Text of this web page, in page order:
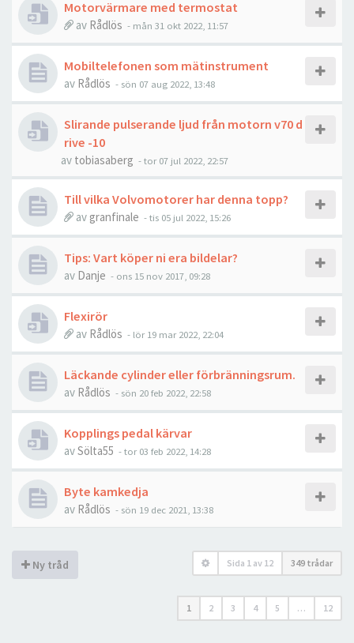
Motorvärmare med termostat
av Rådlös - mån 31 okt 2022, 11:57
Mobiltelefonen som mätinstrument
av Rådlös - sön 07 aug 2022, 13:48
Slirande pulserande ljud från motorn v70 d
rive -10
av tobiasaberg - tor 07 jul 2022, 22:57
Till vilka Volvomotorer har denna topp?
av granfinale - tis 05 jul 2022, 15:26
Tips: Vart köper ni era bildelar?
av Danje - ons 15 nov 2017, 09:28
Flexirör
av Rådlös - lör 19 mar 2022, 22:04
Läckande cylinder eller förbränningsrum.
av Rådlös - sön 20 feb 2022, 22:58
Kopplings pedal kärvar
avSölta55 - tor 03 feb 2022, 14:28
Byte kamkedja
av Rådlös - sön 19 dec 2021, 13:38
Ny tråd Sida 1 av 12 349 trådar
1 2 3 4 5 … 12